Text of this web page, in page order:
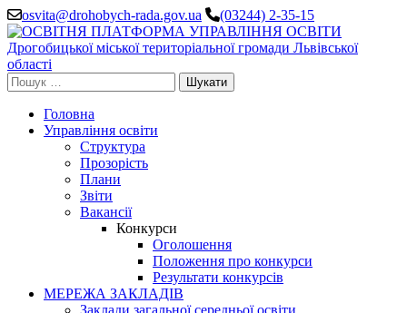
Перейти
до
вмісту
(натисніть
Enter)
osvita@drohobych-rada.gov.ua (03244) 2-35-15
Пошук:
Головна
Управління освіти
Структура
Прозорість
Плани
Звіти
Вакансії
Конкурси
Оголошення
Положення про конкурси
Результати конкурсів
МЕРЕЖА ЗАКЛАДІВ
Заклади загальної середньої освіти